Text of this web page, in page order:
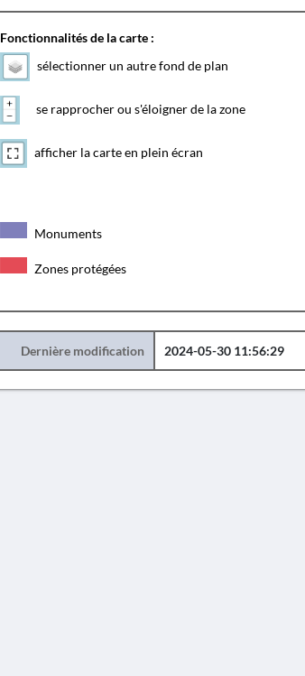
Fonctionnalités de la carte :
sélectionner un autre fond de plan
se rapprocher ou s'éloigner de la zone
afficher la carte en plein écran
Monuments
Zones protégées
Dernière modification 2024-05-30 11:56:29